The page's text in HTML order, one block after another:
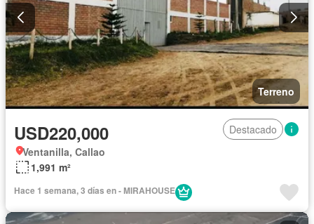
Terreno
USD220,000
Destacado
Ventanilla, Callao
1,991 m²
Hace 1 semana, 3 días en - MIRAHOUSE